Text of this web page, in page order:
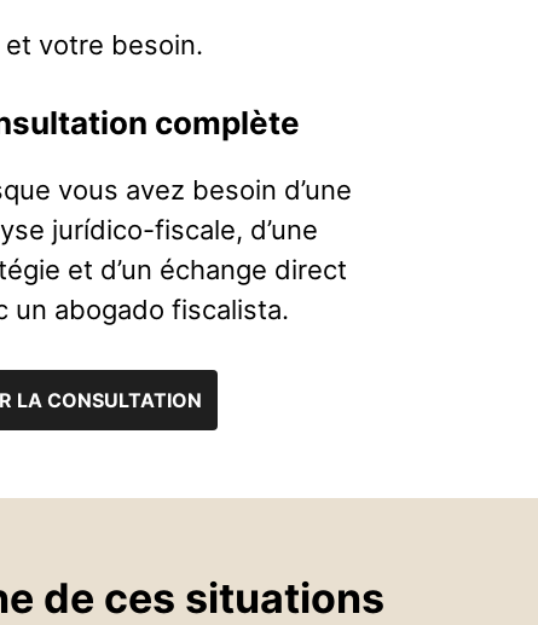
et votre besoin.
complète
vous avez besoin d’une
jurídico-fiscale, d’une
et d’un échange direct
un abogado fiscalista.
LA CONSULTATION
de ces situations